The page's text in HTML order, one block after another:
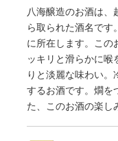
八海醸造のお酒は、
ら取られた酒名です
に所在します。この
ッキリと滑らかに喉
りと淡麗な味わい。
するお酒です。燗を
た、このお酒の楽し